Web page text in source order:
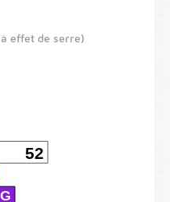
effet de serre)
52
G